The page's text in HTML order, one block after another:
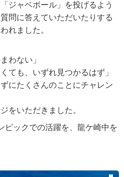
ジャベボール」を投げるよう
問に答えていただいたりする
れました。
わない」
ても、いずれ見つかるはず」
にたくさんのことにチャレン
をいただきました。
ピックでの活躍を、龍ケ崎中を